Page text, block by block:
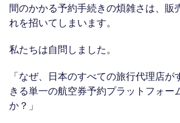
間のかかる予約手続きの煩雑さは、販
れを招いてしまいます。
私たちは自問しました。
「なぜ、日本のすべての旅行代理店
きる単一の航空券予約プラットフォー
か？」